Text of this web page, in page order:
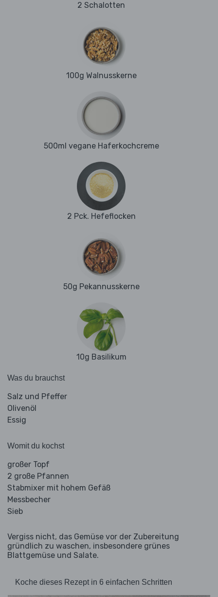
2 Schalotten
100g Walnusskerne
500ml vegane Haferkochcreme
2 Pck. Hefeflocken
50g Pekannusskerne
10g Basilikum
Was du brauchst
Salz und Pfeffer
Olivenöl
Essig
Womit du kochst
großer Topf
2 große Pfannen
Stabmixer mit hohem Gefäß
Messbecher
Sieb
Vergiss nicht, das Gemüse vor der Zubereitung
gründlich zu waschen, insbesondere grünes
Blattgemüse und Salate.
Koche dieses Rezept in 6 einfachen Schritten